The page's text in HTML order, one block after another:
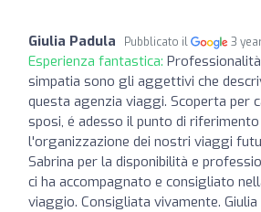
Giulia Padula Pubblicato il 3
Esperienza fantastica:
simpatia sono gli aggettivi che
questa agenzia viaggi. Scoperta per
sposi, é adesso il punto di
l'organizzazione dei nostri viaggi
Sabrina per la disponibilità e
ci ha accompagnato e consigliato
viaggio. Consigliata vivamente. Giulia